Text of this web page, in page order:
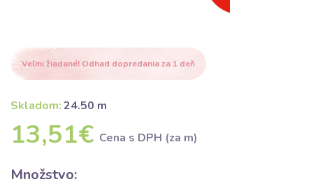
Veľmi žiadané! Odhad dopredania za 1 deň
Skladom:24.50 m
13,51€ Cena s DPH (za m)
Množstvo: